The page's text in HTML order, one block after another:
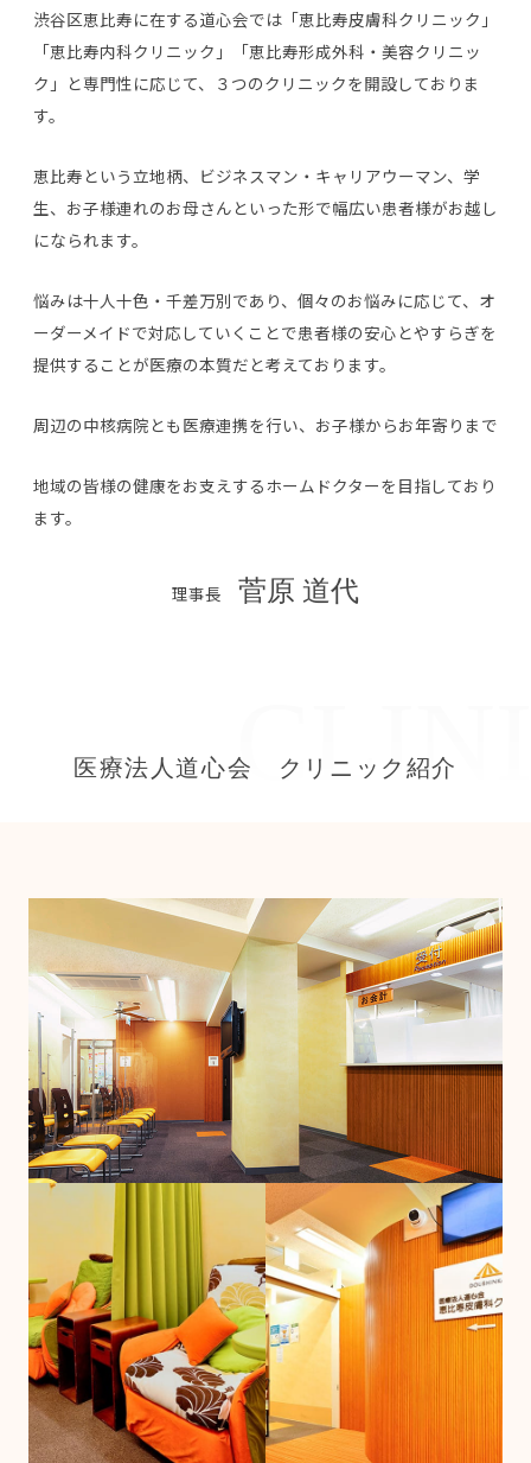
渋谷区恵比寿に在する道心会では「恵比寿皮膚科クリニック」
「恵比寿内科クリニック」「恵比寿形成外科・美容クリニッ
ク」と専門性に応じて、３つのクリニックを開設しておりま
す。
恵比寿という立地柄、ビジネスマン・キャリアウーマン、学
生、お子様連れのお母さんといった形で幅広い患者様がお越し
になられます。
悩みは十人十色・千差万別であり、個々のお悩みに応じて、オ
ーダーメイドで対応していくことで患者様の安心とやすらぎを
提供することが医療の本質だと考えております。
周辺の中核病院とも医療連携を行い、お子様からお年寄りまで
地域の皆様の健康をお支えするホームドクターを目指しており
ます。
理事長 菅原 道代
医療法人道心会 クリニック紹介